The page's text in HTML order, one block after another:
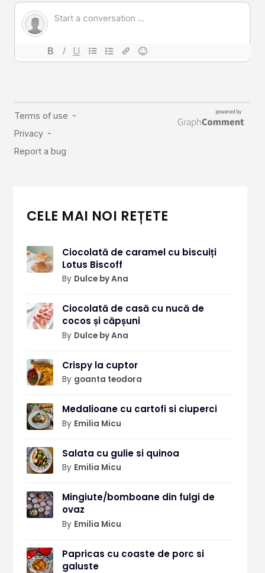
CELE MAI NOI REȚETE
Ciocolată de caramel cu biscuiți
Lotus Biscoff
By Dulce by Ana
Ciocolată de casă cu nucă de
cocos și căpșuni
By Dulce by Ana
Crispy la cuptor
By goanta teodora
Medalioane cu cartofi si ciuperci
By Emilia Micu
Salata cu gulie si quinoa
By Emilia Micu
Mingiute/bomboane din fulgi de
ovaz
By Emilia Micu
Papricas cu coaste de porc si
galuste